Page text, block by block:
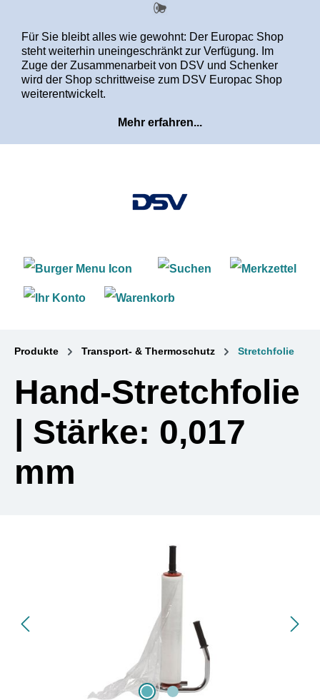
Für Sie bleibt alles wie gewohnt: Der Europac Shop
steht weiterhin uneingeschränkt zur Verfügung. Im
Zuge der Zusammenarbeit von DSV und Schenker
wird der Shop schrittweise zum DSV Europac Shop
weiterentwickelt.
Mehr erfahren...
Produkte Transport- & Thermoschutz Stretchfolie
Hand-Stretchfolie
| Stärke: 0,017
mm